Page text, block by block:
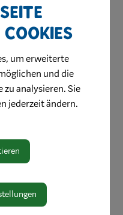
um erweiterte
und die
zu analysieren. Sie
jederzeit ändern.